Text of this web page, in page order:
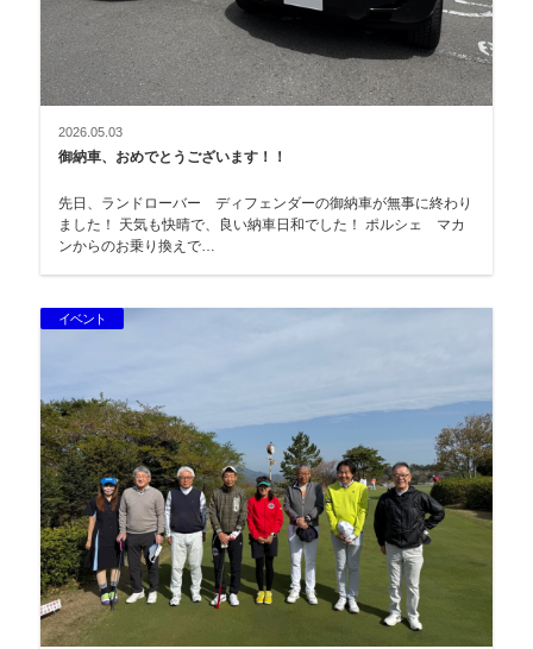
2026.05.03
御納車、おめでとうございます！！
先日、ランドローバー ディフェンダーの御納車が無事に終わり
ました！ 天気も快晴で、良い納車日和でした！ ポルシェ マカ
ンからのお乗り換えで…
イベント